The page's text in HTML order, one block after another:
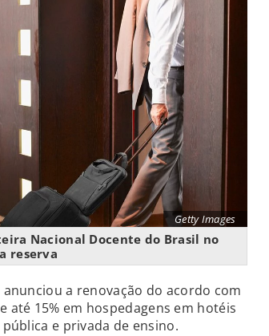
Getty Images
Nacional Docente do Brasil no
reserva
a renovação do acordo com
até 15% em hospedagens em hotéis
e privada de ensino.